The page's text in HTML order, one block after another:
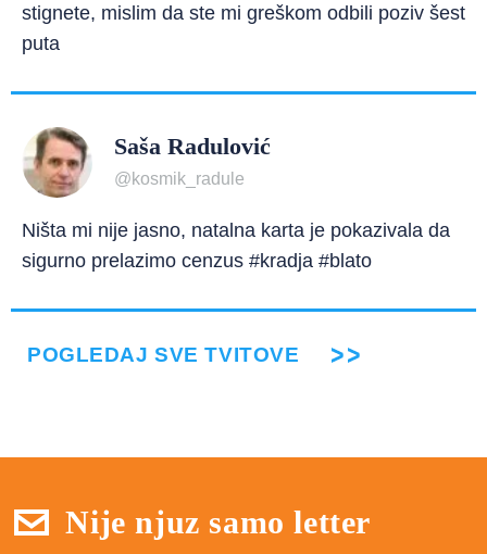
stignete, mislim da ste mi greškom odbili poziv šest
puta
Saša Radulović
@kosmik_radule
Ništa mi nije jasno, natalna karta je pokazivala da
sigurno prelazimo cenzus #kradja #blato
POGLEDAJ SVE TVITOVE
Nije njuz samo letter